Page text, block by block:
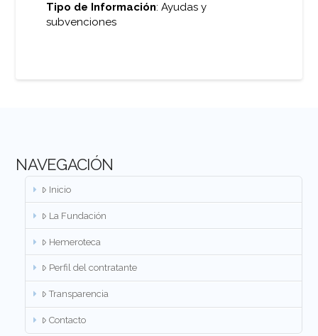
Tipo de Información: Ayudas y
subvenciones
NAVEGACIÓN
Inicio
La Fundación
Hemeroteca
Perfil del contratante
Transparencia
Contacto